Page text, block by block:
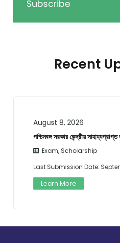
Subscribe
Recent
August 8, 2026
পশ্চিমবঙ্গ সরকার কেন্দ্রীয়
Exam, Scholarship
Last Submission Date:
Learn More